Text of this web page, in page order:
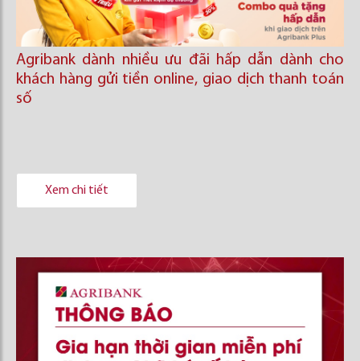
Agribank dành nhiều ưu đãi hấp dẫn dành cho
khách hàng gửi tiền online, giao dịch thanh toán
số
Xem chi tiết